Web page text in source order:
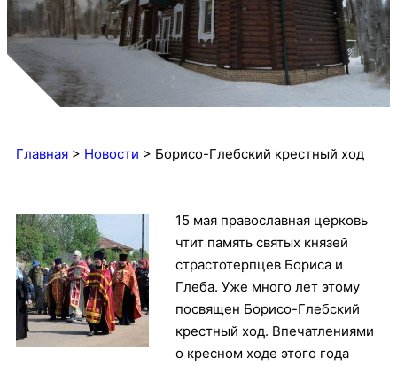
Главная > Новости > Борисо-Глебский крестный ход
15 мая православная церковь
чтит память святых князей
страстотерпцев Бориса и
Глеба. Уже много лет этому
посвящен Борисо-Глебский
крестный ход. Впечатлениями
о кресном ходе этого года